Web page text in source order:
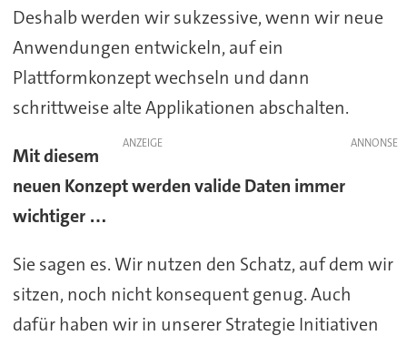
Deshalb werden wir sukzessive, wenn wir neue
Anwendungen entwickeln, auf ein
Plattformkonzept wechseln und dann
schrittweise alte Applikationen abschalten.
ANZEIGE
Mit diesem
neuen Konzept werden valide Daten immer
wichtiger …
Sie sagen es. Wir nutzen den Schatz, auf dem wir
sitzen, noch nicht konsequent genug. Auch
dafür haben wir in unserer Strategie Initiativen